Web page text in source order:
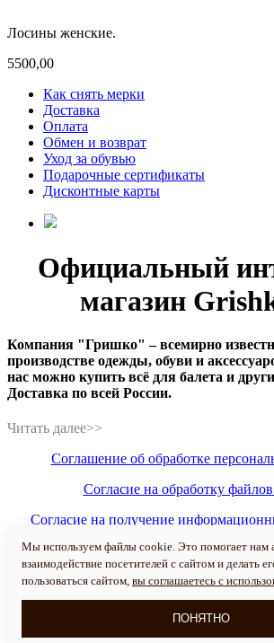
Лосины женские.
5500,00
Как снять мерки
Доставка
Оплата
Обмен и возврат
Уход за обувью
Подарочные сертификаты
Дисконтные карты
Официальный
магазин
Компания "Гришко" – всемирно
производстве одежды, обуви и
нас можно купить всё для балета и
Доставка по всей России.
Соглашение об обработке
Согласие на обработку
Согласие на получение
Политика конфиденциальности
пользователей сайта
Все права защищены 2014-2026 ©
Мы используем файлы cookie. Это помогает нам
взаимодействие посетителей с сайтом и делать
пользоваться сайтом, вы соглашаетесь с
ПОНЯТНО